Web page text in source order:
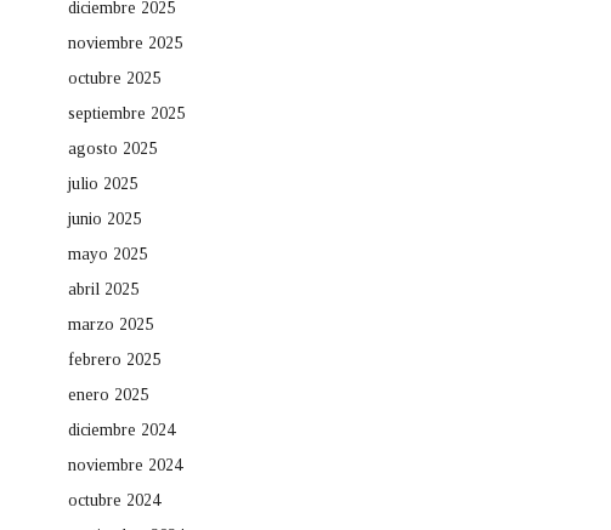
diciembre 2025
noviembre 2025
octubre 2025
septiembre 2025
agosto 2025
julio 2025
junio 2025
mayo 2025
abril 2025
marzo 2025
febrero 2025
enero 2025
diciembre 2024
noviembre 2024
octubre 2024